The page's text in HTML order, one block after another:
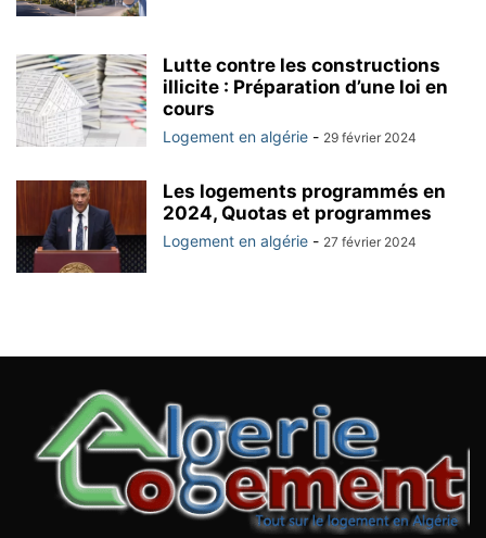
Lutte contre les constructions
illicite : Préparation d’une loi en
cours
Logement en algérie - 29 février 2024
Les logements programmés en
2024, Quotas et programmes
Logement en algérie - 27 février 2024